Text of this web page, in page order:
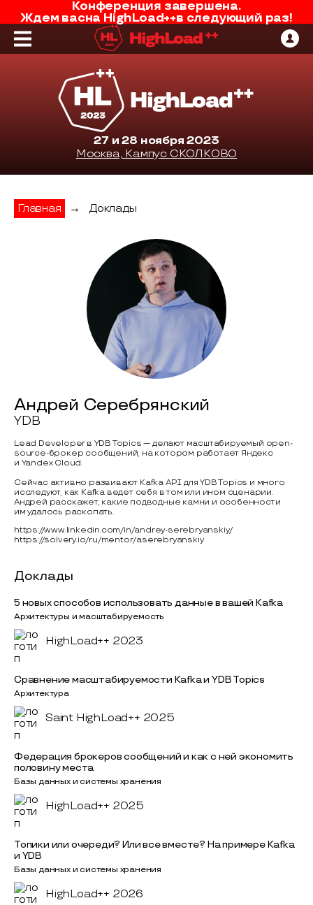
Конференция завершена.
Ждем васна HighLoad++в следующий раз!
27 и 28 ноября 2023
Москва, Кампус СКОЛКОВО
Главная → Доклады
Андрей Серебрянский
YDB
Lead Developer в YDB Topics — делают масштабируемый open-
source-брокер сообщений, на котором работает Яндекс
и Yandex Cloud.
Сейчас активно развивают Kafka API для YDB Topics и много
исследуют, как Kafka ведет себя в том или ином сценарии.
Андрей расскажет, какие подводные камни и особенности
им удалось раскопать.
https://www.linkedin.com/in/andrey-serebryanskiy/
https://solvery.io/ru/mentor/aserebryanskiy
Доклады
5 новых способов использовать данные в вашей Kafka
Архитектуры и масштабируемость
HighLoad++ 2023
Сравнение масштабируемости Kafka и YDB Topics
Архитектура
Saint HighLoad++ 2025
Федерация брокеров сообщений и как с ней экономить
половину места
Базы данных и системы хранения
HighLoad++ 2025
Топики или очереди? Или все вместе? На примере Kafka
и YDB
Базы данных и системы хранения
HighLoad++ 2026